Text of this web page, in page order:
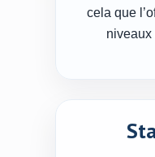
cela que
niveaux